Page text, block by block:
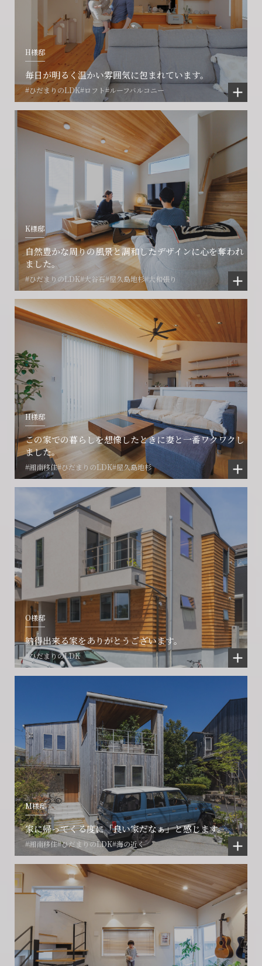
H様邸
毎日が明るく温かい雰囲気に包まれています。
#ひだまりのLDK#ロフト#ルーフバルコニー
K様邸
自然豊かな周りの風景と調和したデザインに心を奪われ
ました。
#ひだまりのLDK#大谷石#屋久島地杉#大和張り
H様邸
この家での暮らしを想像したときに妻と一番ワクワクし
ました。
#湘南移住#ひだまりのLDK#屋久島地杉
O様邸
納得出来る家をありがとうございます。
#ひだまりのLDK
M様邸
家に帰ってくる度に「良い家だなぁ」と感じます。
#湘南移住#ひだまりのLDK#海の近く
会社に関することや物件についての
ご相談はこちら
フォームからのお問い合わせ
CONTACT
お電話でのお問い合わせ
0466-24-2478
営業時間9:30~18:30 水曜定休
閉じる
賃貸物件入居者様の
お困りごとのご相談はこちら
解約のお申し込み
CONTACT
プロコール24ご利用の方
0120-073-386
閉じる
土地の活用・賃貸経営に関する
ご相談はこちら
フォームからのお問い合わせ
CONTACT
賃貸管理事業部へのお問い合わせ
0466-24-2478
営業時間9:30~18:30 水曜定休
閉じる